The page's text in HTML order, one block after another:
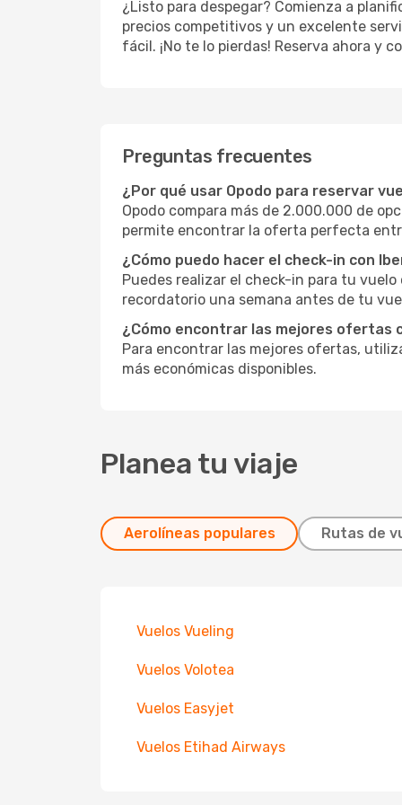
¿Listo para despegar? Comienza a
precios competitivos y un excelente
fácil. ¡No te lo pierdas! Reserva ahora y
Preguntas frecuentes
¿Por qué usar Opodo para reservar
Opodo compara más de 2.000.000 de
permite encontrar la oferta perfecta
¿Cómo puedo hacer el check-in con
Puedes realizar el check-in para tu
recordatorio una semana antes de tu
¿Cómo encontrar las mejores ofertas
Para encontrar las mejores ofertas,
más económicas disponibles.
Planea tu viaje
Aerolíneas populares Rutas de
Vuelos Vueling
Vuelos Volotea
Vuelos Easyjet
Vuelos Etihad Airways